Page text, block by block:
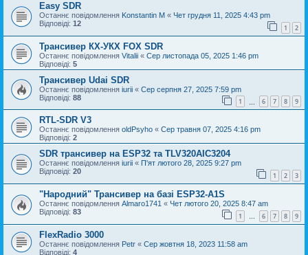
Easy SDR
Останнє повідомлення Konstantin M « Чет грудня 11, 2025 4:43 pm
Відповіді: 12 1 2
Трансивер КХ-УКХ FOX SDR
Останнє повідомлення Vitalii « Сер листопада 05, 2025 1:46 pm
Відповіді: 5
Трансивер Udai SDR
Останнє повідомлення iurii « Сер серпня 27, 2025 7:59 pm
Відповіді: 88 1 6 7 8 9
RTL-SDR V3
Останнє повідомлення oldPsyho « Сер травня 07, 2025 4:16 pm
Відповіді: 2
SDR трансивер на ESP32 та TLV320AIC3204
Останнє повідомлення iurii « П'ят лютого 28, 2025 9:27 pm
Відповіді: 20 1 2 3
"Народний" Трансивер на базі ESP32-A1S
Останнє повідомлення Almaro1741 « Чет лютого 20, 2025 8:47 am
Відповіді: 83 1 … 6 7 8 9
FlexRadio 3000
Останнє повідомлення Petr « Сер жовтня 18, 2023 11:58 am
Відповіді: 4